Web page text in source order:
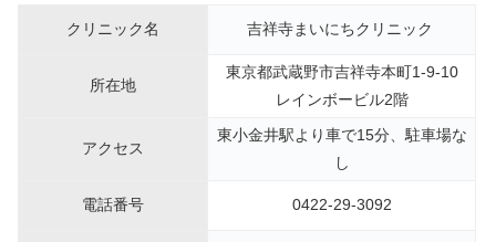
クリニック名 吉祥寺まいにちクリニック
所在地
東京都武蔵野市吉祥寺本町1-9-10
レインボービル2階
アクセス
東小金井駅より車で15分、駐車場な
し
電話番号 0422-29-3092